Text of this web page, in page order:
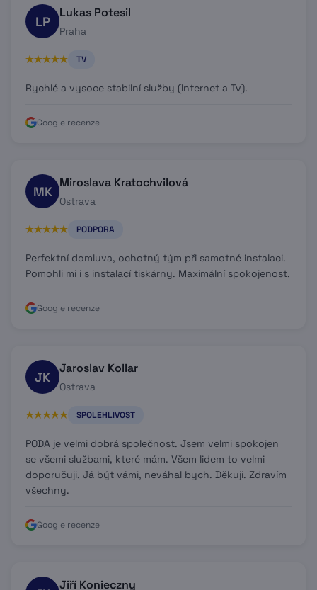
LP
Lukas Potesil
Praha
TV
Rychlé a vysoce stabilní služby (Internet a Tv).
Google recenze
MK
Miroslava Kratochvilová
Ostrava
PODPORA
Perfektní domluva, ochotný tým při samotné instalaci.
Pomohli mi i s instalací tiskárny. Maximální spokojenost.
Google recenze
JK
Jaroslav Kollar
Ostrava
SPOLEHLIVOST
PODA je velmi dobrá společnost. Jsem velmi spokojen
se všemi službami, které mám. Všem lidem to velmi
doporučuji. Já být vámi, neváhal bych. Děkuji. Zdravím
všechny.
Google recenze
Jiří Konieczny